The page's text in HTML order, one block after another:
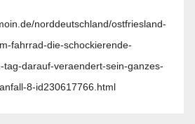
norddeutschland/ostfriesland-
fahrrad-die-schockierende-
tag-darauf-veraendert-sein-ganzes-
8-id230617766.html